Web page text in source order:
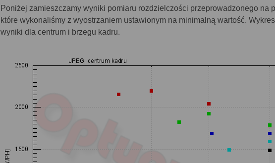
Poniżej zamieszczamy wyniki pomiaru rozdzielczości przeprowadzonego na
które wykonaliśmy z wyostrzaniem ustawionym na minimalną wartość.
wyniki dla centrum i brzegu kadru.